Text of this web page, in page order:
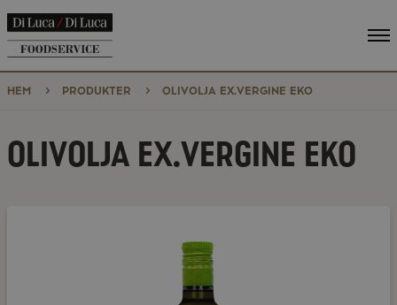
HEM PRODUKTER OLIVOLJA EX.VERGINE EKO
OLIVOLJA EX.VERGINE EKO